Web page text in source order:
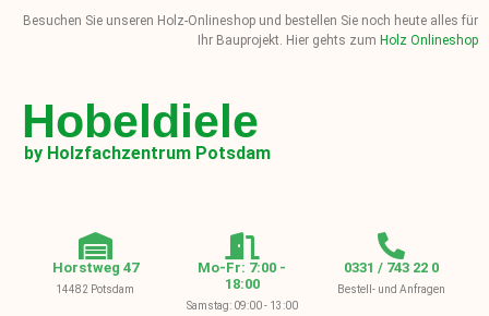
Besuchen Sie unseren Holz-Onlineshop und bestellen Sie noch heute alles für
Ihr Bauprojekt. Hier gehts zum Holz Onlineshop
Hobeldiele
by Holzfachzentrum Potsdam
Horstweg 47
14482 Potsdam
Mo-Fr: 7:00 -
18:00
Samstag: 09:00 - 13:00
0331 / 743 22 0
Bestell- und Anfragen